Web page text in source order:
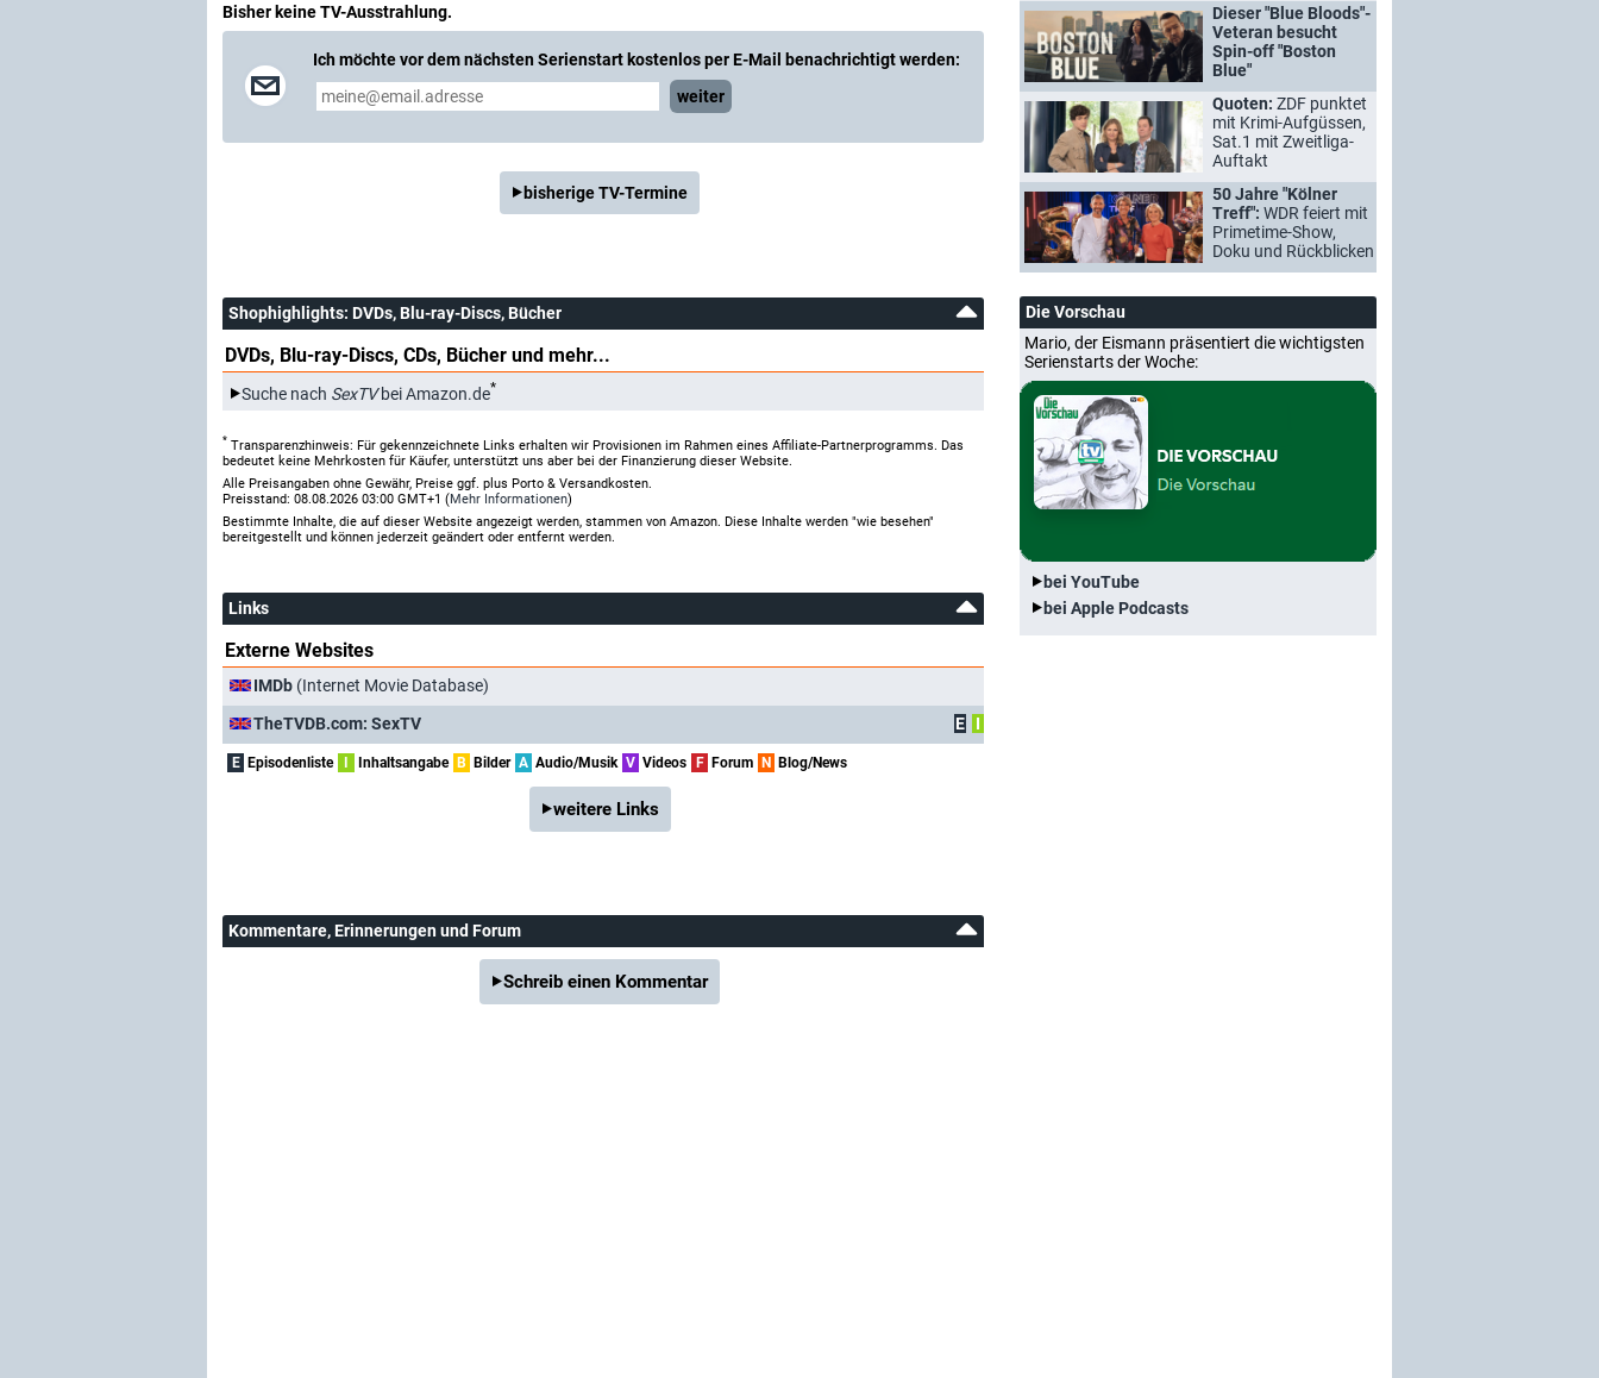
Bisher keine TV-Ausstrahlung.
Ich möchte vor dem nächsten Serienstart kostenlos per E-Mail benachrichtigt werden:
weiter
bisherige TV-Termine
Shophighlights: DVDs, Blu-ray-Discs, Bücher
DVDs, Blu-ray-Discs, CDs, Bücher und mehr...
Suche nach SexTVbei Amazon.de*
* Transparenzhinweis: Für gekennzeichnete Links erhalten wir Provisionen im Rahmen eines Affiliate-Partnerprogramms. Das
bedeutet keine Mehrkosten für Käufer, unterstützt uns aber bei der Finanzierung dieser Website.
Alle Preisangaben ohne Gewähr, Preise ggf. plus Porto & Versandkosten.
Preisstand: 08.08.2026 03:00 GMT+1 (Mehr Informationen)
Bestimmte Inhalte, die auf dieser Website angezeigt werden, stammen von Amazon. Diese Inhalte werden "wie besehen"
bereitgestellt und können jederzeit geändert oder entfernt werden.
Links
Externe Websites
IMDb (Internet Movie Database)
TheTVDB.com: SexTV
E I
E Episodenliste I Inhaltsangabe B Bilder A Audio/Musik V Videos F Forum N Blog/News
weitere Links
Kommentare, Erinnerungen und Forum
Schreib einen Kommentar
Dieser "Blue Bloods"-
Veteran besucht
Spin-off "Boston
Blue"
Quoten: ZDF punktet
mit Krimi-Aufgüssen,
Sat.1 mit Zweitliga-
Auftakt
50 Jahre "Kölner
Treff": WDR feiert mit
Primetime-Show,
Doku und Rückblicken
Die Vorschau
Mario, der Eismann präsentiert die wichtigsten
Serienstarts der Woche:
bei YouTube
bei Apple Podcasts